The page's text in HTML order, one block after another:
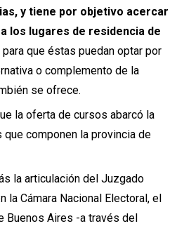
y tiene por objetivo acercar
los lugares de residencia de
para que éstas puedan optar por
o complemento de la
se ofrece.
la oferta de cursos abarcó la
componen la provincia de
la articulación del Juzgado
la Cámara Nacional Electoral, el
Buenos Aires -a través del